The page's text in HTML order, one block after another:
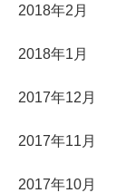
2018年2月
2018年1月
2017年12月
2017年11月
2017年10月